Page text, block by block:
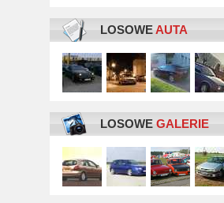
LOSOWEAUTA
LOSOWE GALERIE